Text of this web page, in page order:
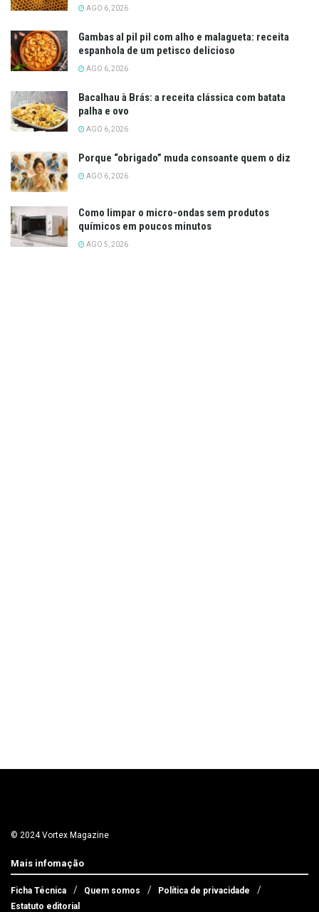
AGO 6, 2026
Gambas al pil pil com alho e malagueta: receita
espanhola de um petisco delicioso
AGO 6, 2026
Bacalhau à Brás: a receita clássica com batata
palha e ovo
AGO 6, 2026
Porque “obrigado” muda consoante quem o diz
AGO 6, 2026
Como limpar o micro-ondas sem produtos
químicos em poucos minutos
AGO 5, 2026
© 2024 Vortex Magazine
Mais infomação
Ficha Técnica Quem somos
Política de privacidade
Estatuto editorial